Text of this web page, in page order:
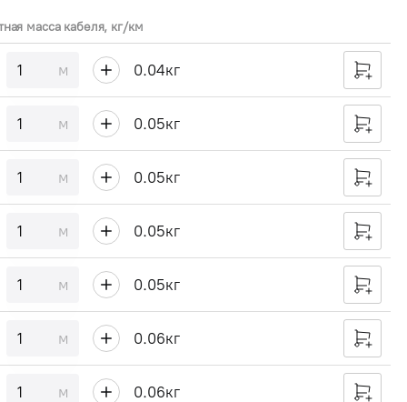
масса кабеля, кг/км
м 0.04кг
м 0.05кг
м 0.05кг
м 0.05кг
м 0.05кг
м 0.06кг
м 0.06кг